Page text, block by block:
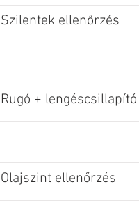
Szilentek ellenőrzés
Rugó +
Olajszint ellenőrzés